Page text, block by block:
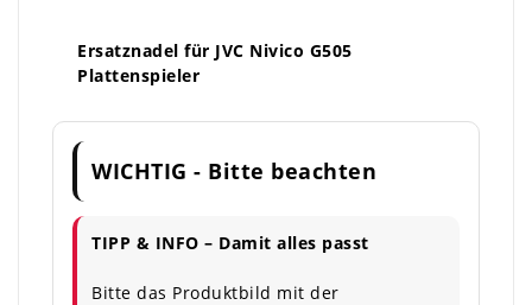
Ersatznadel für JVC Nivico G505
Plattenspieler
WICHTIG - Bitte beachten
TIPP & INFO – Damit alles passt
Bitte das Produktbild mit der